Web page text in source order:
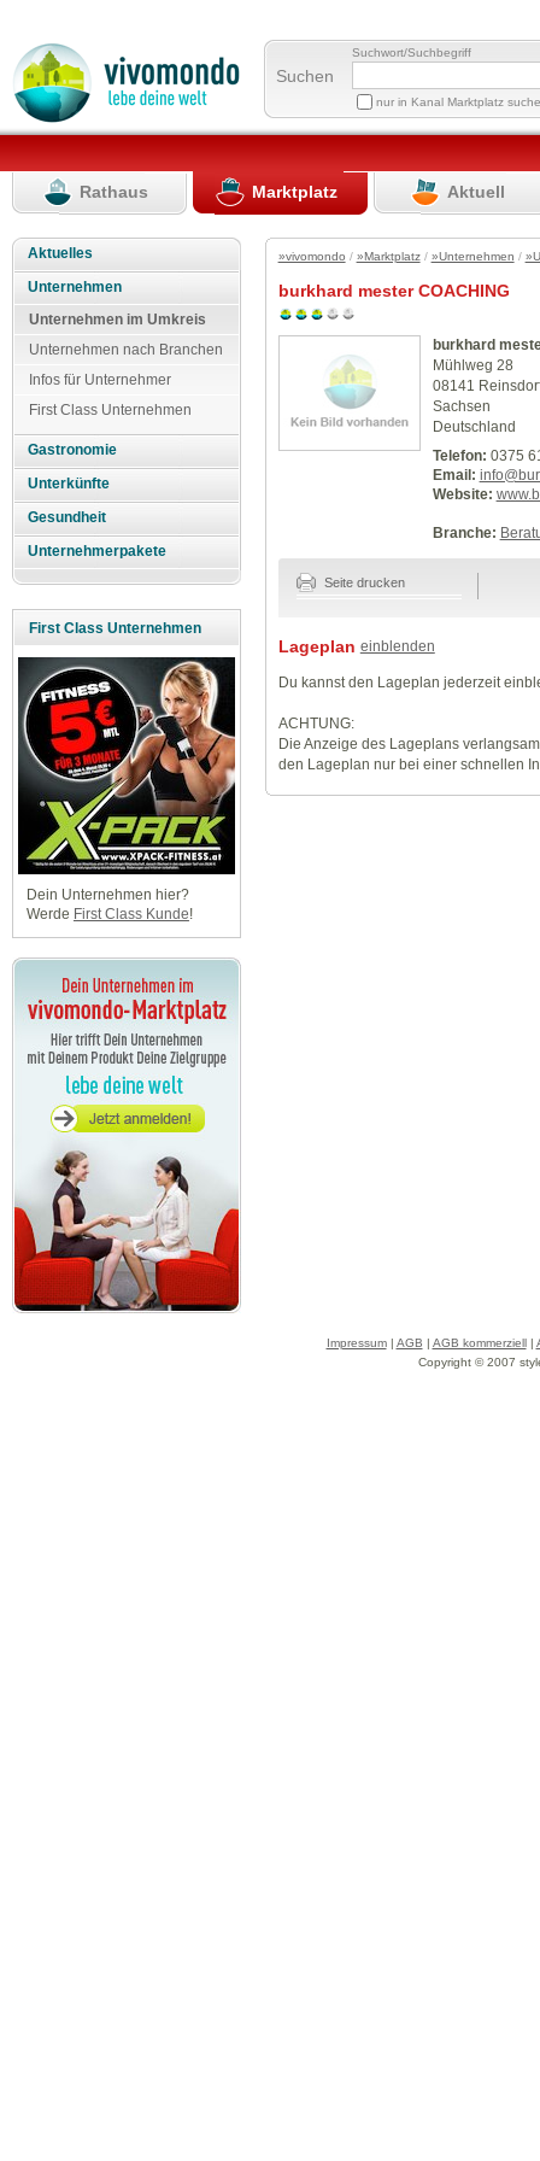
Suchen
Suchwort/Suchbegriff
nur in Kanal Marktplatz
Rathaus Marktplatz Aktuell
Aktuelles
Unternehmen
Unternehmen im Umkreis
Unternehmen nach Branchen
Infos für Unternehmer
First Class Unternehmen
Gastronomie
Unterkünfte
Gesundheit
Unternehmerpakete
First Class Unternehmen
Dein Unternehmen hier?
Werde First Class Kunde!
»vivomondo / »Marktplatz/ »Unternehmen /
burkhard mester COACHING
burkhard
Mühlweg 28
08141
Sachsen
Deutschland
Telefon: 0375
Email:
Website:
Branche:
Seite drucken
Lageplan einblenden
Du kannst den Lageplan jederzeit
ACHTUNG:
Die Anzeige des Lageplans
den Lageplan nur bei einer schnellen
Impressum| AGB | AGB kommerziell|
Copyright © 2007